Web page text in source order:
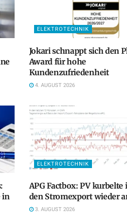
ELEKTROTECHNIK
Jokari schnappt sich den
Award für hohe
Kundenzufriedenheit
4. AUGUST 2026
in
ELEKTROTECHNIK
APG Factbox: PV kurbelte
den Stromexport wieder
3. AUGUST 2026